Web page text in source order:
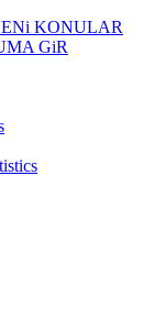
KONULAR
GiR